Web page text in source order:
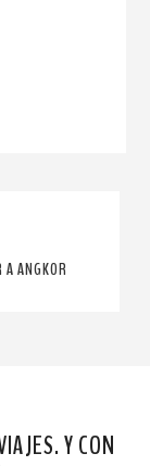
ANGKOR
Y CON